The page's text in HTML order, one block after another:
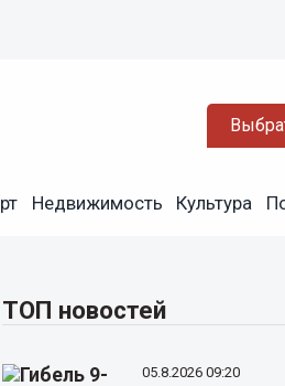
Недвижимость Культура
ТОП новостей
05.8.2026 09:20